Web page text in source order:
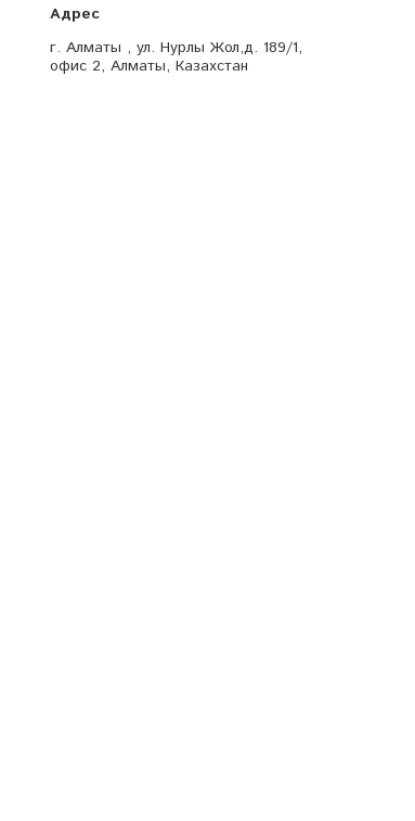
г. Алматы , ул. Нурлы Жол,д. 189/1,
офис 2, Алматы, Казахстан